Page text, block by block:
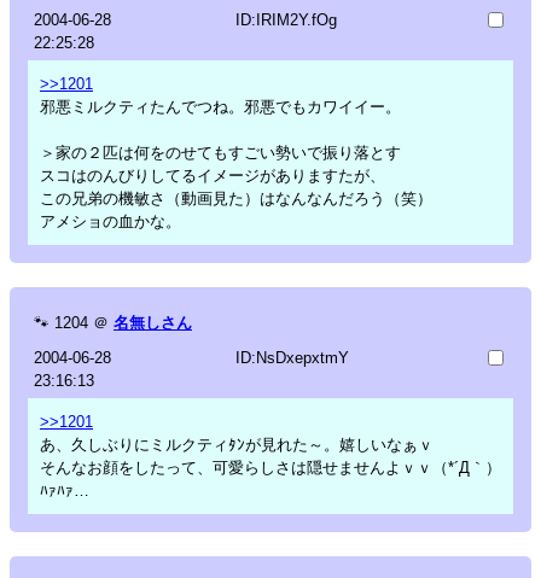
2004-06-28
22:25:28
ID:IRIM2Y.fOg
>>1201
邪悪ミルクティたんでつね。邪悪でもカワイイー。
＞家の２匹は何をのせてもすごい勢いで振り落とす
スコはのんびりしてるイメージがありますたが、
この兄弟の機敏さ（動画見た）はなんなんだろう（笑）
アメショの血かな。
🐾 1204 ＠ 名無しさん
2004-06-28
23:16:13
ID:NsDxepxtmY
>>1201
あ、久しぶりにミルクティﾀﾝが見れた～。嬉しいなぁｖ
そんなお顔をしたって、可愛らしさは隠せませんよｖｖ（*´Д｀）
ﾊｧﾊｧ…